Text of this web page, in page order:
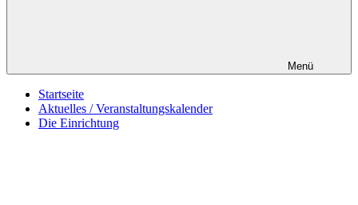
Menü
Startseite
Aktuelles / Veranstaltungskalender
Die Einrichtung